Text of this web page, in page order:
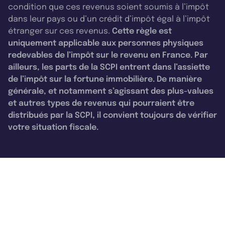
condition que ces revenus soient soumis à l’impôt
dans leur pays ou d’un crédit d’impôt égal à l’impôt
étranger sur ces revenus. Cette règle est
uniquement applicable aux personnes physiques
redevables de l’impôt sur le revenu en France. Par
ailleurs, les parts de la SCPI entrent dans l’assiette
de l’impôt sur la fortune immobilière. De manière
générale, et notamment s’agissant des plus-values
et autres types de revenus qui pourraient être
distribués par la SCPI, il convient toujours de vérifier
votre situation fiscale.